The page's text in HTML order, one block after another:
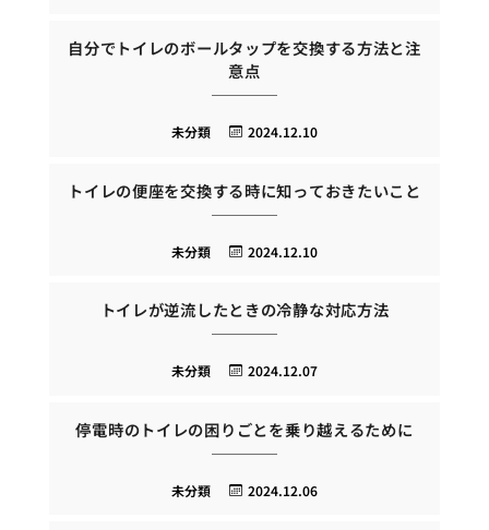
自分でトイレのボールタップを交換する方法と注
意点
2024.12.10
未分類
トイレの便座を交換する時に知っておきたいこと
2024.12.10
未分類
トイレが逆流したときの冷静な対応方法
2024.12.07
未分類
停電時のトイレの困りごとを乗り越えるために
2024.12.06
未分類